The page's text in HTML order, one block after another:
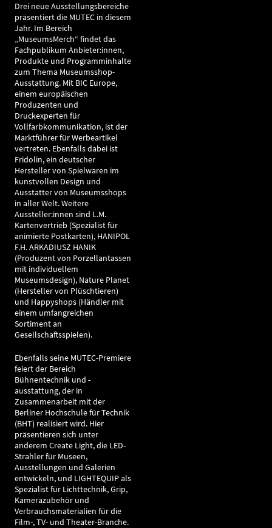
Drei neue Ausstellungsbereiche
präsentiert die MUTEC in diesem
Jahr. Im Bereich
„MuseumsMerch“ findet das
Fachpublikum Anbieter:innen,
Produkte und Programminhalte
zum Thema Museumsshop-
Ausstattung. Mit BIC Europe,
einem europäischen
Produzenten und
Druckexperten für
Vollfarbkommunikation, ist der
Marktführer für Werbeartikel
vertreten. Ebenfalls dabei ist
Fridolin, ein deutscher
Hersteller von Spielwaren im
kunstvollen Design und
Ausstatter von Museumsshops
in aller Welt. Weitere
Aussteller:innen sind L.M.
Kartenvertrieb (Spezialist für
animierte Postkarten), HANIPOL
F.H. ARKADIUSZ HANIK
(Produzent von Porzellantassen
mit individuellem
Museumsdesign), Nature Planet
(Hersteller von Plüschtieren)
und Happyshops (Händler mit
einem umfangreichen
Sortiment an
Gesellschaftsspielen).
Ebenfalls seine MUTEC-Premiere
feiert der Bereich
Bühnentechnik und -
ausstattung, der in
Zusammenarbeit mit der
Berliner Hochschule für Technik
(BHT) realisiert wird. Hier
präsentieren sich unter
anderem Create Light, die LED-
Strahler für Museen,
Ausstellungen und Galerien
entwickeln, und LIGHTEQUIP als
Spezialist für Lichttechnik, Grip,
Kamerazubehör und
Verbrauchsmaterialien für die
Film-, TV- und Theater-Branche.